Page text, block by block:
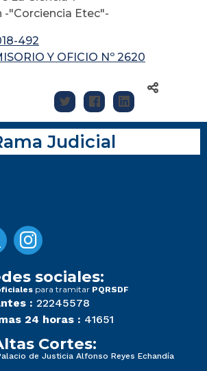
-"Corciencia Etec"-
492
Y OFICIO Nº 2620
Judicial
sociales:
para tramitar PQRSDF
: 22245578
24 horas : 41651
Cortes:
de Justicia Alfonso Reyes Echandía